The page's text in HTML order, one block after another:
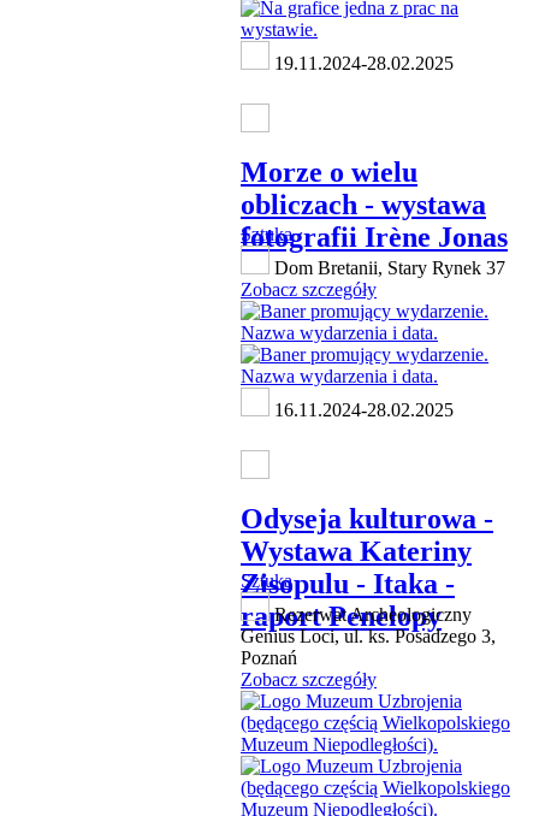
19.11.2024-28.02.2025
Morze o wielu
obliczach - wystawa
fotografii Irène Jonas
Sztuka
Dom Bretanii, Stary Rynek 37
Zobacz szczegóły
16.11.2024-28.02.2025
Odyseja kulturowa -
Wystawa Kateriny
Zisopulu - Itaka -
raport Penelopy
Sztuka
Rezerwat Archeologiczny
Genius Loci, ul. ks. Posadzego 3,
Poznań
Zobacz szczegóły